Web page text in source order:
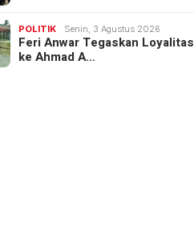
POLITIK Senin, 3 Agustus 2026
Feri Anwar Tegaskan Loyalitas
ke Ahmad A…